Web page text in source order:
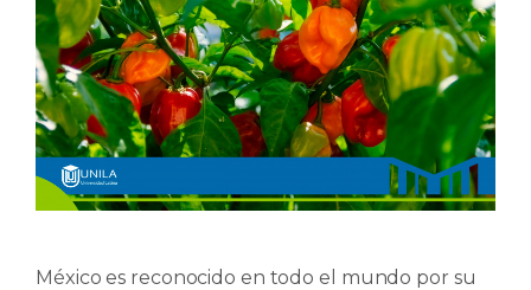
México es reconocido en todo el mundo por su